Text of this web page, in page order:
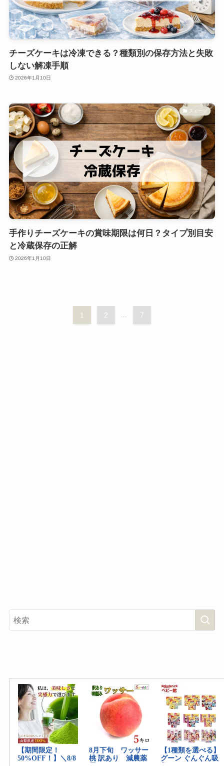
チーズケーキは冷凍できる？種類別の保存方法と失敗
しない解凍手順
2026年1月10日
スイーツ
手作りチーズケーキの賞味期限は何日？タイプ別目安
と冷蔵保存の正解
2026年1月10日
1 2 ... 7